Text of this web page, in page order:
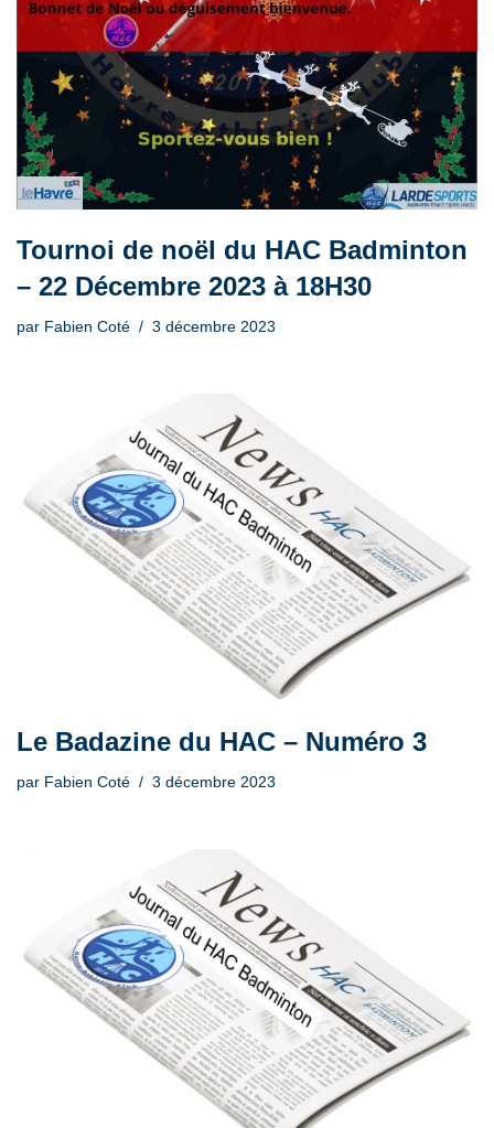
Tournoi de noël du HAC Badminton
– 22 Décembre 2023 à 18H30
par Fabien Coté 3 décembre 2023
Le Badazine du HAC – Numéro 3
par Fabien Coté 3 décembre 2023